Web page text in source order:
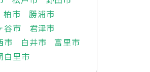
柏市
勝浦市
谷市
君津市
市 白井市
富里市
白里市